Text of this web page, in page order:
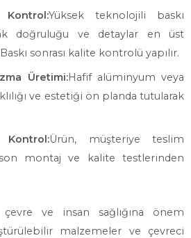
Yüksek teknolojili baskı
doğruluğu ve detaylar en üst
sonrası kalite kontrolü yapılır.
Üretimi:Hafif alüminyum veya
ve estetiği ön planda tutularak
Ürün, müşteriye teslim
montaj ve kalite testlerinden
ve insan sağlığına önem
malzemeler ve çevreci